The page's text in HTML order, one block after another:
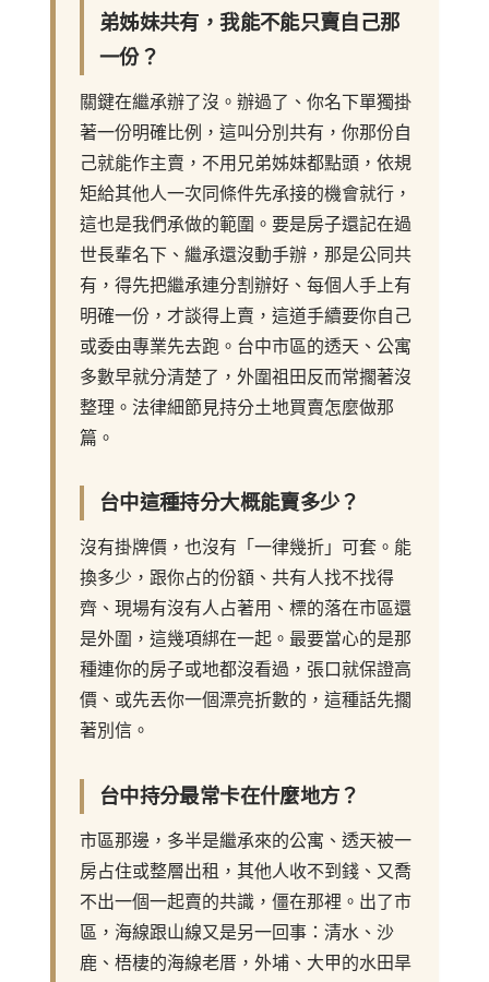
弟姊妹共有，我能不能只賣自己那
一份？
關鍵在繼承辦了沒。辦過了、你名下單獨掛
著一份明確比例，這叫分別共有，你那份自
己就能作主賣，不用兄弟姊妹都點頭，依規
矩給其他人一次同條件先承接的機會就行，
這也是我們承做的範圍。要是房子還記在過
世長輩名下、繼承還沒動手辦，那是公同共
有，得先把繼承連分割辦好、每個人手上有
明確一份，才談得上賣，這道手續要你自己
或委由專業先去跑。台中市區的透天、公寓
多數早就分清楚了，外圍祖田反而常擱著沒
整理。法律細節見持分土地買賣怎麼做那
篇。
台中這種持分大概能賣多少？
沒有掛牌價，也沒有「一律幾折」可套。能
換多少，跟你占的份額、共有人找不找得
齊、現場有沒有人占著用、標的落在市區還
是外圍，這幾項綁在一起。最要當心的是那
種連你的房子或地都沒看過，張口就保證高
價、或先丟你一個漂亮折數的，這種話先擱
著別信。
台中持分最常卡在什麼地方？
市區那邊，多半是繼承來的公寓、透天被一
房占住或整層出租，其他人收不到錢、又喬
不出一個一起賣的共識，僵在那裡。出了市
區，海線跟山線又是另一回事：清水、沙
鹿、梧棲的海線老厝，外埔、大甲的水田旱